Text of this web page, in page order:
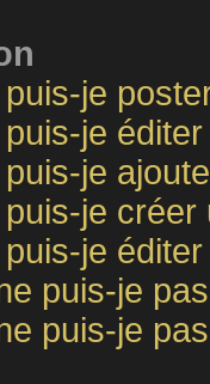
je
je
je
je créer
je
puis-je
puis-je